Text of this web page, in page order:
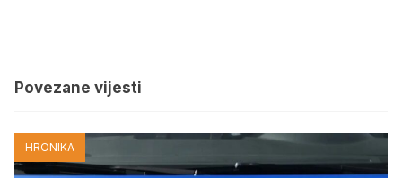
Povezane vijesti
HRONIKA